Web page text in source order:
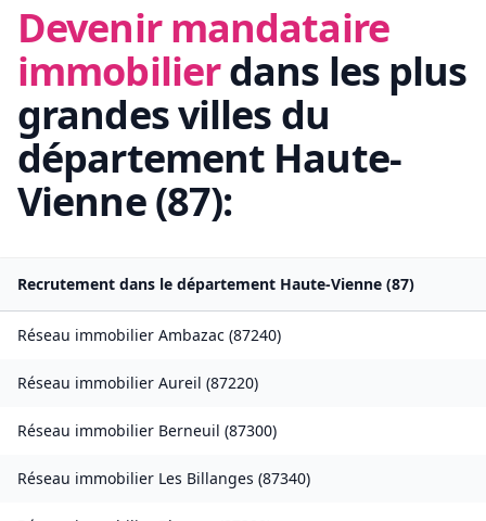
Devenir mandataire
immobilierdans les plus
grandes villes du
département Haute-
Vienne(87):
Recrutement dans le département Haute-Vienne (87)
Réseau immobilier Ambazac (87240)
Réseau immobilier Aureil (87220)
Réseau immobilier Berneuil (87300)
Réseau immobilier Les Billanges (87340)